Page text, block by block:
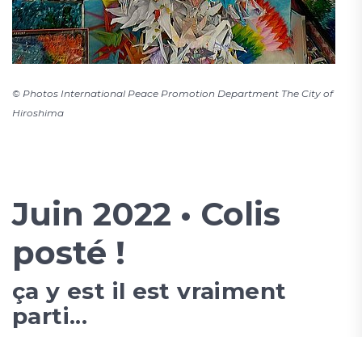
© Photos International Peace Promotion Department The City of
Hiroshima
Juin 2022 • Colis
posté !
ça y est il est vraiment
parti...